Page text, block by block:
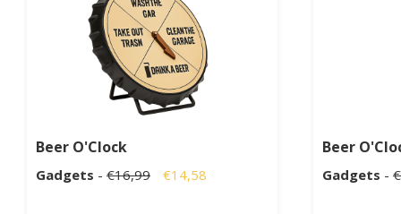
Beer O'Clock
Gadgets - €16,99 €14,58
Beer
Gadgets -